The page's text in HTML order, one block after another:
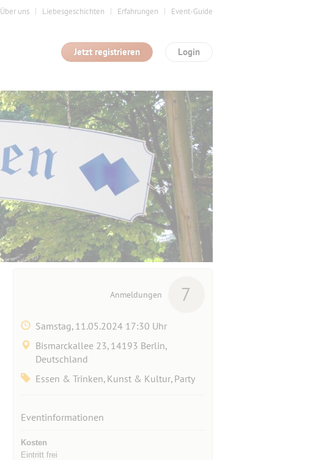
Über uns Liebesgeschichten Erfahrungen Event-Guide
Login
Jetzt registrieren
Anmeldungen 7
Samstag, 11.05.2024 17:30 Uhr
Bismarckallee 23, 14193 Berlin,
Deutschland
Essen & Trinken, Kunst & Kultur, Party
Eventinformationen
Kosten
Eintritt frei